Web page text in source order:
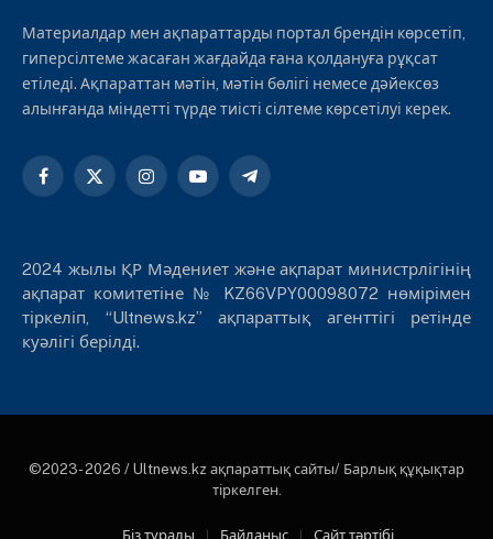
Материалдар мен ақпараттарды портал брендін көрсетіп,
гиперсілтеме жасаған жағдайда ғана қолдануға рұқсат
етіледі. Ақпараттан мәтін, мәтін бөлігі немесе дәйексөз
алынғанда міндетті түрде тиісті сілтеме көрсетілуі керек.
Facebook
X
InstagramYouTubeTelegram
2024 жылы ҚР Мәдениет және ақпарат министрлігінің
ақпарат комитетіне № KZ66VPY00098072 нөмірімен
тіркеліп, “Ultnews.kz” ақпараттық агенттігі ретінде
куәлігі берілді.
©2023- 2026 / Ultnews.kz ақпараттық сайты/ Барлық құқықтар
тіркелген.
Біз туралы Байланыс Сайт тәртібі